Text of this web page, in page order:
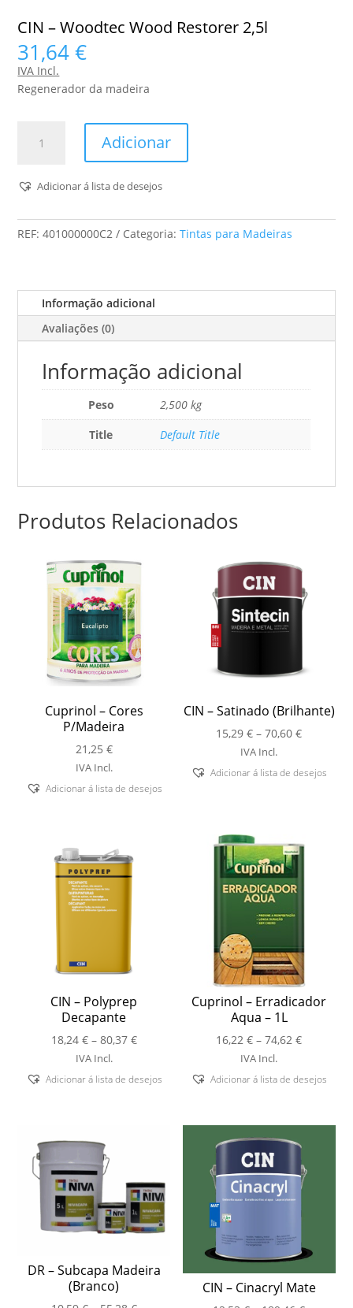
CIN – Woodtec Wood Restorer 2,5l
31,64€
IVA Incl.
Regenerador da madeira
-
Wood
Restorer
Adicionar
Adicionar á lista de desejos
REF:401000000C2 Categoria:Tintas para Madeiras
Informação adicional
Avaliações (0)
Informação adicional
Peso
2,500 kg
Title
Default Title
Produtos Relacionados
Cuprinol – Cores
P/Madeira
21,25 €
IVA Incl.
Adicionar á lista de desejos
CIN – Satinado (Brilhante)
15,29€ – 70,60€Price
15,29 €
through
IVA Incl.
Adicionar á lista de desejos
CIN – Polyprep
Decapante
18,24 € – 80,37 €Price
through
IVA Incl.
Adicionar á lista de desejos
Cuprinol – Erradicador
Aqua – 1L
16,22€ – 74,62€Price
through
IVA Incl.
Adicionar á lista de desejos
DR – Subcapa Madeira
(Branco)
CIN – Cinacryl Mate